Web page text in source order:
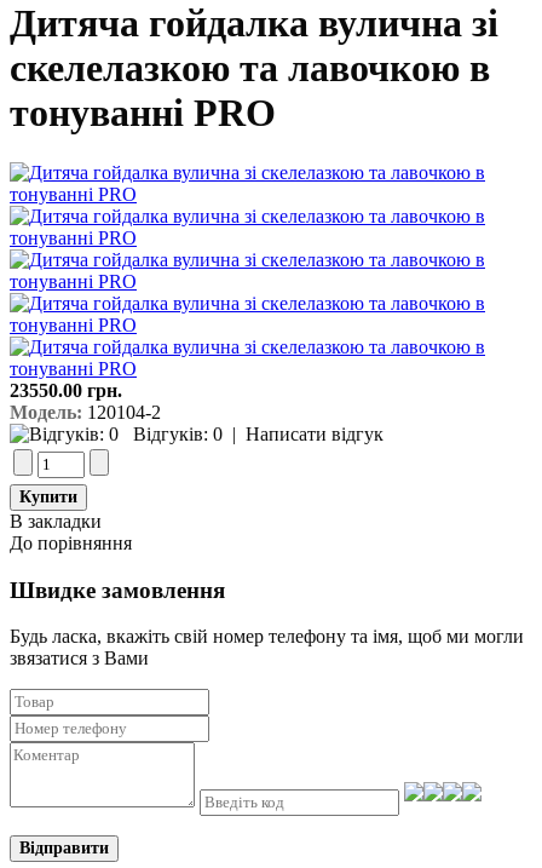
Дитяча гойдалка вулична зі
скелелазкою та лавочкою в
тонуванні PRO
23550.00 грн.
Модель: 120104-2
Відгуків: 0 | Написати відгук
В закладки
До порівняння
Швидке замовлення
Будь ласка, вкажіть свій номер телефону та iмя, щоб ми могли
звязатися з Вами
Відправити